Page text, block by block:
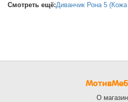
Смотреть ещё:Диванчик Рона 5
О